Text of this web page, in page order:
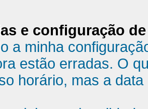
e configuração
a minha
estão erradas. O
horário, mas a